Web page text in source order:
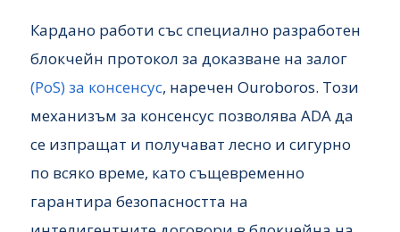
Кардано работи със специално разработен
блокчейн протокол за доказване на залог
(PoS) за консенсус, наречен Ouroboros. Този
механизъм за консенсус позволява ADA да
се изпращат и получават лесно и сигурно
по всяко време, като същевременно
гарантира безопасността на